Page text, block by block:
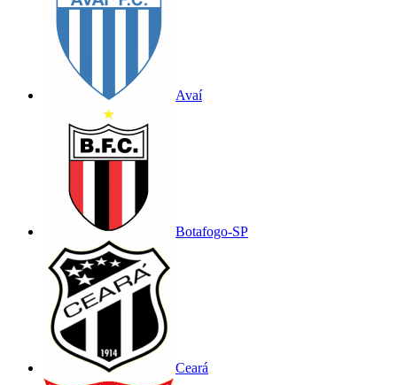
Avaí
Botafogo-SP
Ceará